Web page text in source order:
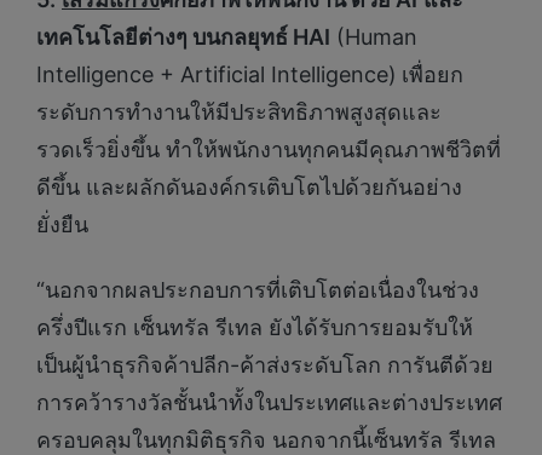
เทคโนโลยีต่างๆ บนกลยุทธ์ HAI (Human
Intelligence + Artificial Intelligence) เพื่อยก
ระดับการทำงานให้มีประสิทธิภาพสูงสุดและ
รวดเร็วยิ่งขึ้น ทำให้พนักงานทุกคนมีคุณภาพชีวิตที่
ดีขึ้น และผลักดันองค์กรเติบโตไปด้วยกันอย่าง
ยั่งยืน
“นอกจากผลประกอบการที่เติบโตต่อเนื่องในช่วง
ครึ่งปีแรก เซ็นทรัล รีเทล ยังได้รับการยอมรับให้
เป็นผู้นำธุรกิจค้าปลีก-ค้าส่งระดับโลก การันตีด้วย
การคว้ารางวัลชั้นนำทั้งในประเทศและต่างประเทศ
ครอบคลุมในทุกมิติธุรกิจ นอกจากนี้เซ็นทรัล รีเทล